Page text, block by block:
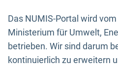
Das NUMIS-Portal wird
Ministerium für Umwelt,
betrieben. Wir sind darum
kontinuierlich zu erweitern